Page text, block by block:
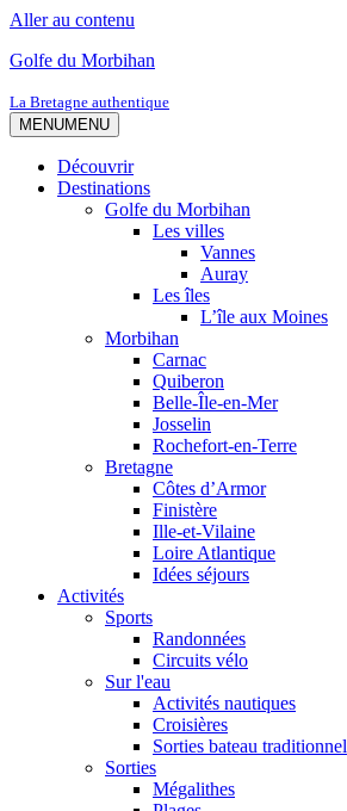
Aller au contenu
Golfe du Morbihan
La Bretagne authentique
MENUMENU
Découvrir
Destinations
Golfe du Morbihan
Les villes
Vannes
Auray
Les îles
L’île aux Moines
Morbihan
Carnac
Quiberon
Belle-Île-en-Mer
Josselin
Rochefort-en-Terre
Bretagne
Côtes d’Armor
Finistère
Ille-et-Vilaine
Loire Atlantique
Idées séjours
Activités
Sports
Randonnées
Circuits vélo
Sur l'eau
Activités nautiques
Croisières
Sorties bateau traditionnel
Sorties
Mégalithes